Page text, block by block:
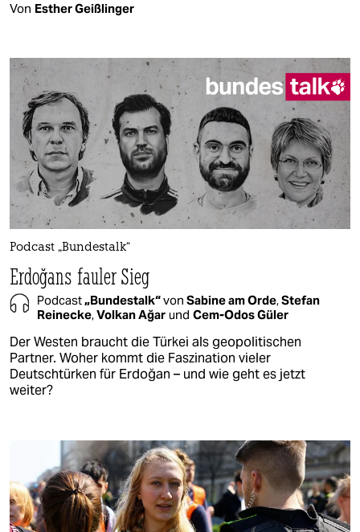
Von Esther Geißlinger
Podcast „Bundestalk“
Erdoğans fauler Sieg
Podcast„Bundestalk“von Sabine am Orde,Stefan
Reinecke,Volkan Ağar und Cem-Odos Güler
Der Westen braucht die Türkei als geopolitischen
Partner. Woher kommt die Faszination vieler
Deutschtürken für Erdoğan – und wie geht es jetzt
weiter?